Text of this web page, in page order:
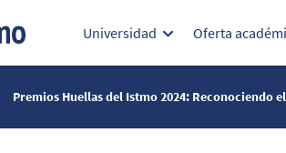
Universidad Oferta
Premios Huellas del Istmo 2024: Reconociendo